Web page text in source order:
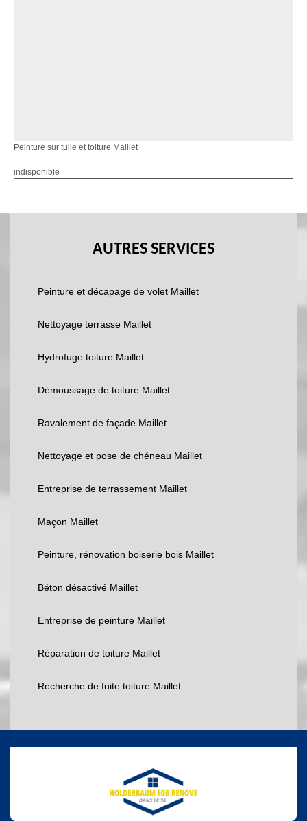
Peinture sur tuile et toiture Maillet
indisponible
AUTRES SERVICES
Peinture et décapage de volet Maillet
Nettoyage terrasse Maillet
Hydrofuge toiture Maillet
Démoussage de toiture Maillet
Ravalement de façade Maillet
Nettoyage et pose de chéneau Maillet
Entreprise de terrassement Maillet
Maçon Maillet
Peinture, rénovation boiserie bois Maillet
Béton désactivé Maillet
Entreprise de peinture Maillet
Réparation de toiture Maillet
Recherche de fuite toiture Maillet